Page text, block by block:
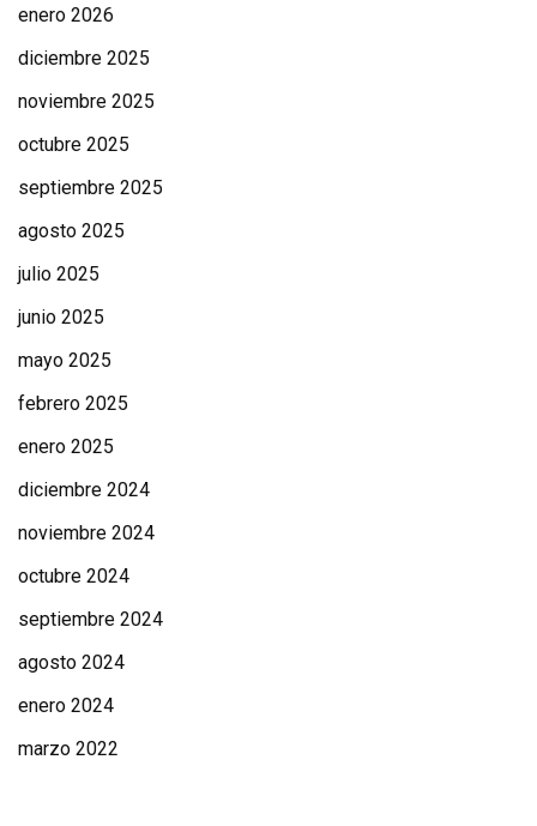
enero 2026
diciembre 2025
noviembre 2025
octubre 2025
septiembre 2025
agosto 2025
julio 2025
junio 2025
mayo 2025
febrero 2025
enero 2025
diciembre 2024
noviembre 2024
octubre 2024
septiembre 2024
agosto 2024
enero 2024
marzo 2022